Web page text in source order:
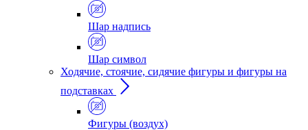
Шар надпись
Шар символ
Ходячие, стоячие, сидячие фигуры и фигуры на
подставках
Фигуры (воздух)